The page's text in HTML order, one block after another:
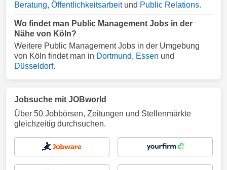
Beratung, Öffentlichkeitsarbeitund Public Relations.
Wo findet man Public Management Jobs in der
Nähe von Köln?
Weitere Public Management Jobs in der Umgebung
von Köln findet man in Dortmund, Essen und
Düsseldorf.
Jobsuche mit JOBworld
Über 50 Jobbörsen, Zeitungen und Stellenmärkte
gleichzeitig durchsuchen.